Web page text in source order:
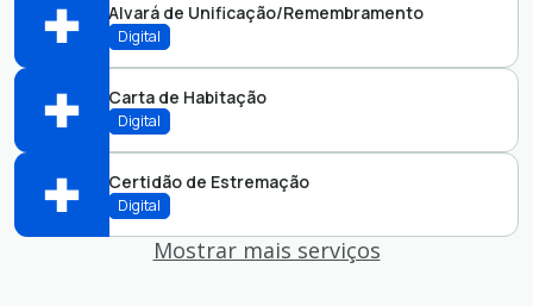
Perfis:
Alvará de Unificação/Remembramento
Digital
Perfis:
Carta de Habitação
Digital
Perfis:
Certidão de Estremação
Digital
Mostrar mais serviços